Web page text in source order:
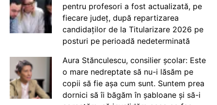
pentru profesori a fost actualizată, pe
fiecare județ, după repartizarea
candidaților de la Titularizare 2026 pe
posturi pe perioadă nedeterminată
Aura Stănculescu, consilier școlar: Este
o mare nedreptate să nu-i lăsăm pe
copii să fie așa cum sunt. Suntem prea
dornici să îi băgăm în șabloane și să-i